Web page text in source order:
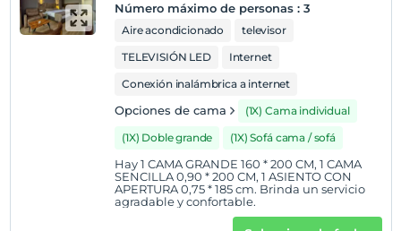
Número máximo de personas : 3
Aire acondicionado
televisor
TELEVISIÓN LED
Internet
Conexión inalámbrica a internet
Opciones de cama
(1X) Cama individual
(1X) Doble grande
(1X) Sofá cama / sofá
Hay 1 CAMA GRANDE 160 * 200 CM, 1 CAMA
SENCILLA 0,90 * 200 CM, 1 ASIENTO CON
APERTURA 0,75 * 185 cm. Brinda un servicio
agradable y confortable.